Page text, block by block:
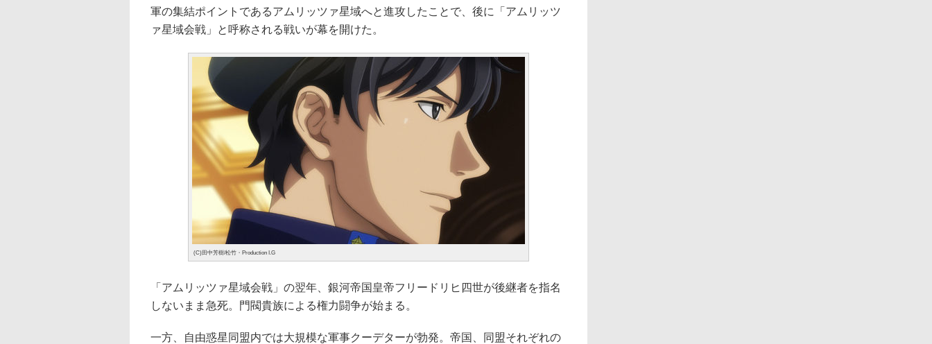
軍の集結ポイントであるアムリッツァ星域へと進攻したことで、後に「アムリッツ
ァ星域会戦」と呼称される戦いが幕を開けた。
(C)田中芳樹/松竹・Production I.G
「アムリッツァ星域会戦」の翌年、銀河帝国皇帝フリードリヒ四世が後継者を指名
しないまま急死。門閥貴族による権力闘争が始まる。
一方、自由惑星同盟内では大規模な軍事クーデターが勃発。帝国、同盟それぞれの